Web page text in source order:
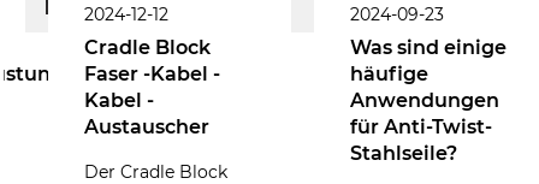
2024-12-12
Cradle Block
Faser -Kabel -
Kabel -
Austauscher
Der Cradle Block
2024-09-23
Was sind einige
häufige
Anwendungen
für Anti-Twist-
Stahlseile?